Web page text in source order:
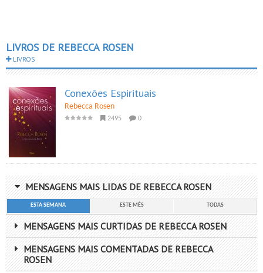
LIVROS DE REBECCA ROSEN
LIVROS
Conexões Espirituais
Rebecca Rosen
2495 0
MENSAGENS MAIS LIDAS DE REBECCA ROSEN
ESTA SEMANA ESTE MÊS TODAS
MENSAGENS MAIS CURTIDAS DE REBECCA ROSEN
MENSAGENS MAIS COMENTADAS DE REBECCA
ROSEN